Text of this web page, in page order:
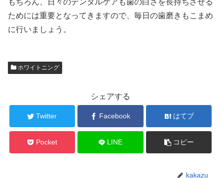
もちろん、日々のデンタルケアも歯の白さを長持ちさせる
ためには重要となってきますので、毎日の歯磨きもこまめ
に行いましょう。
ホワイトニング
シェアする
Twitter Facebook はてブ
Pocket LINE コピー
kakazu